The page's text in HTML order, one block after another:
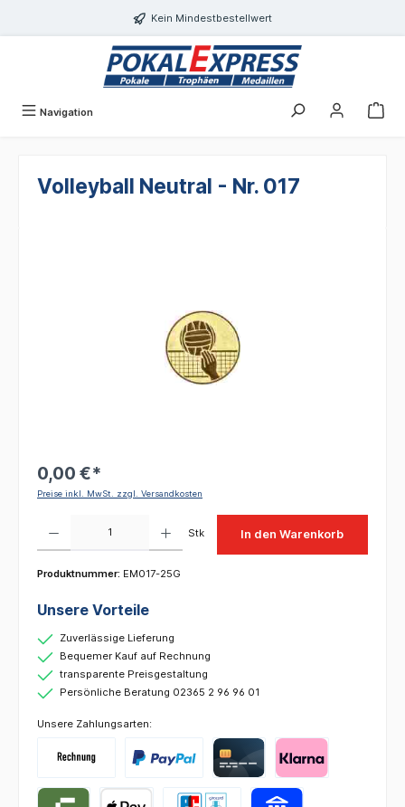
Kein Mindestbestellwert
Navigation
Volleyball Neutral - Nr. 017
0,00 €*
Preise inkl. MwSt. zzgl. Versandkosten
Stk In den Warenkorb
Produktnummer: EM017-25G
Unsere Vorteile
Zuverlässige Lieferung
Bequemer Kauf auf Rechnung
transparente Preisgestaltung
Persönliche Beratung 02365 2 96 96 01
Unsere Zahlungsarten: